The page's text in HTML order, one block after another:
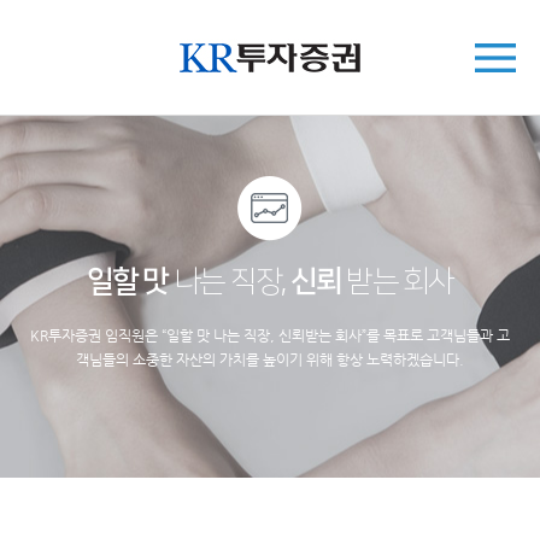
일할 맛나는 직장,신뢰 받는 회사
KR투자증권 임직원은 “일할 맛 나는 직장, 신뢰받는 회사”를 목표로 고객님들과 고
객님들의 소중한 자산의 가치를 높이기 위해 항상 노력하겠습니다.